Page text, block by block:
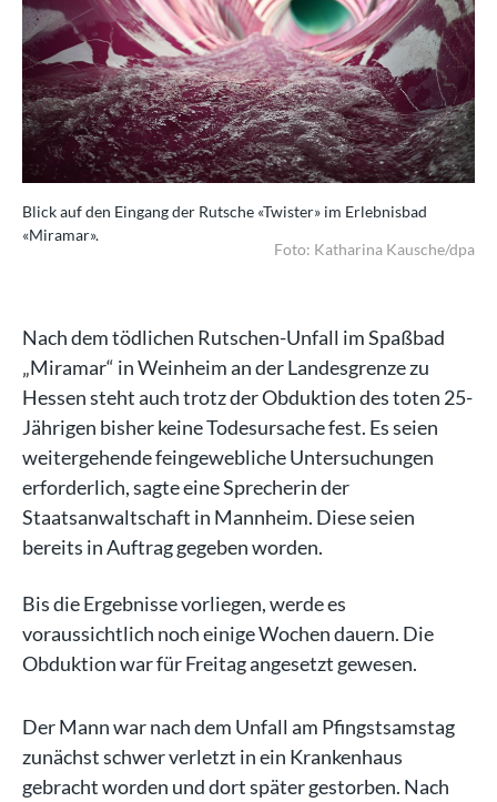
Blick auf den Eingang der Rutsche «Twister» im Erlebnisbad
«Miramar».
Foto: Katharina Kausche/dpa
Nach dem tödlichen Rutschen-Unfall im Spaßbad
„Miramar“ in Weinheim an der Landesgrenze zu
Hessen steht auch trotz der Obduktion des toten 25-
Jährigen bisher keine Todesursache fest. Es seien
weitergehende feingewebliche Untersuchungen
erforderlich, sagte eine Sprecherin der
Staatsanwaltschaft in Mannheim. Diese seien
bereits in Auftrag gegeben worden.
Bis die Ergebnisse vorliegen, werde es
voraussichtlich noch einige Wochen dauern. Die
Obduktion war für Freitag angesetzt gewesen.
Der Mann war nach dem Unfall am Pfingstsamstag
zunächst schwer verletzt in ein Krankenhaus
gebracht worden und dort später gestorben. Nach